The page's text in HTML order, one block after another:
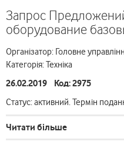
Запрос
оборудование
Організатор: Головне
Категорія: Техніка
26.02.2019 Код: 2975
Статус: активний. Термін
Читати більше